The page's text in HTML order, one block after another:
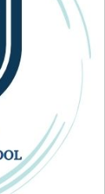
Share